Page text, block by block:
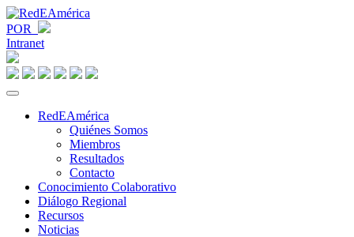
POR
Intranet
RedEAmérica
Quiénes Somos
Miembros
Resultados
Contacto
Conocimiento Colaborativo
Diálogo Regional
Recursos
Noticias